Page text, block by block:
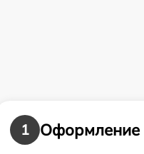
1
Оформление